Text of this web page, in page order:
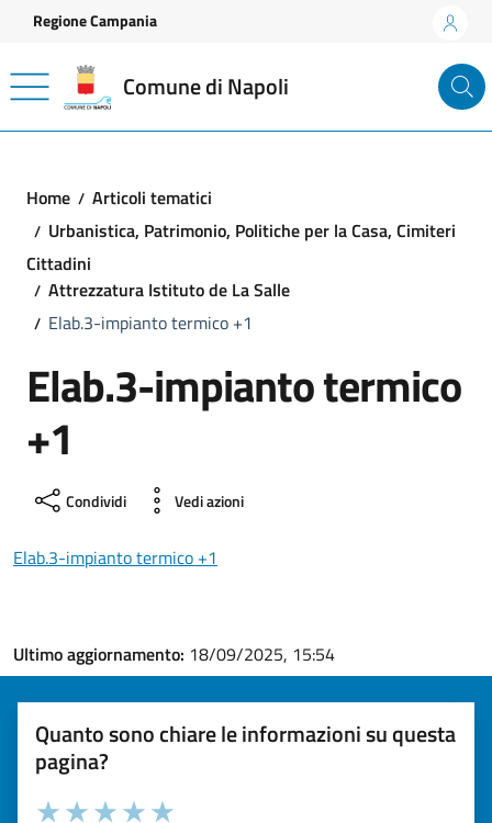
Vai ai contenuti
Vai al footer
Regione Campania
Comune di Napoli
Home
Articoli tematici
Urbanistica, Patrimonio, Politiche per la Casa, Cimiteri
Cittadini
Attrezzatura Istituto de La Salle
Elab.3-impianto termico +1
Elab.3-impianto termico
+1
Condividi Vedi azioni
Elab.3-impianto termico +1
Ultimo aggiornamento: 18/09/2025, 15:54
Quanto sono chiare le informazioni su questa
pagina?
Valuta la chiarezza delle informazioni (da 1 a 5 stelle)
Seleziona il numero di stelle per valutare la chiarezza delle